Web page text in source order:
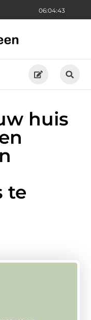
06:04:44
huis
te